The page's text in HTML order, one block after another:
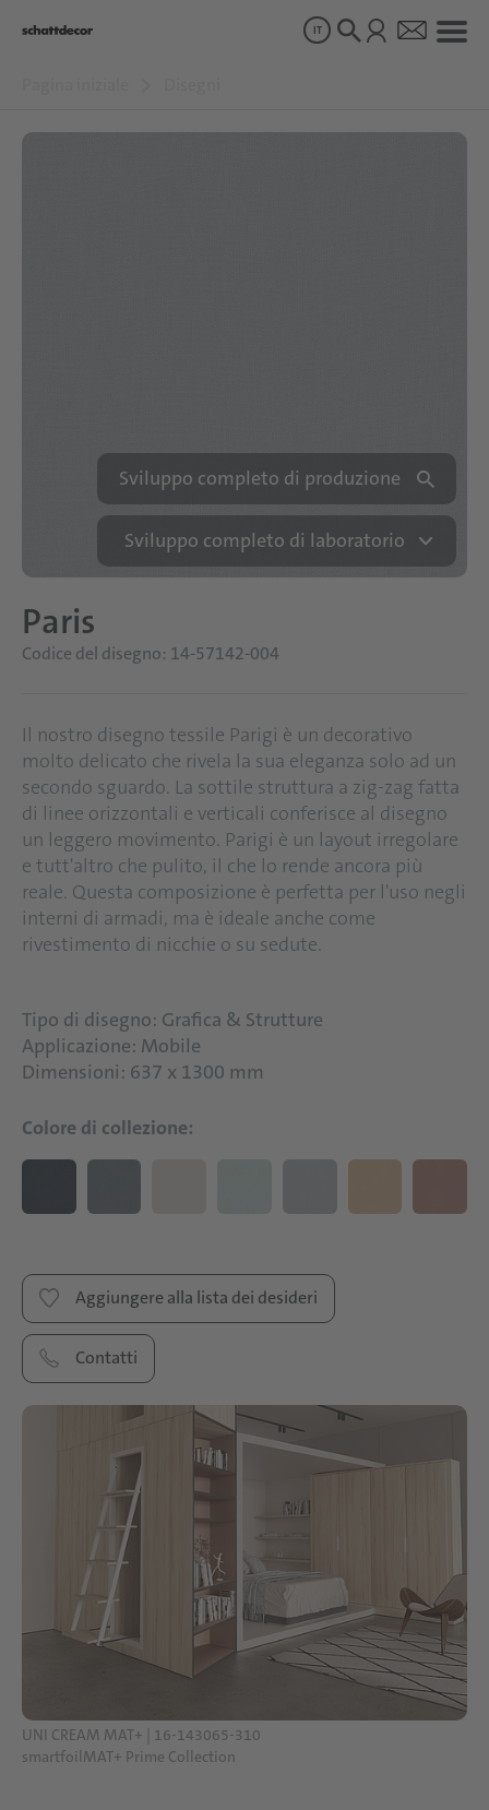
IT
Sviluppo completo di produzione
Sviluppo completo di laboratorio
Paris
Codice del disegno: 14-57142-004
Il nostro disegno tessile Parigi è un decorativo
molto delicato che rivela la sua eleganza solo ad un
secondo sguardo. La sottile struttura a zig-zag fatta
di linee orizzontali e verticali conferisce al disegno
un leggero movimento. Parigi è un layout irregolare
e tutt'altro che pulito, il che lo rende ancora più
reale. Questa composizione è perfetta per l'uso negli
interni di armadi, ma è ideale anche come
rivestimento di nicchie o su sedute.
Tipo di disegno: Grafica & Strutture
Applicazione: Mobile
Dimensioni: 637 x 1300 mm
Colore di collezione:
Aggiungere alla lista dei desideri
Contatti
UNI CREAM MAT+ | 16-143065-310
smartfoilMAT+ Prime Collection